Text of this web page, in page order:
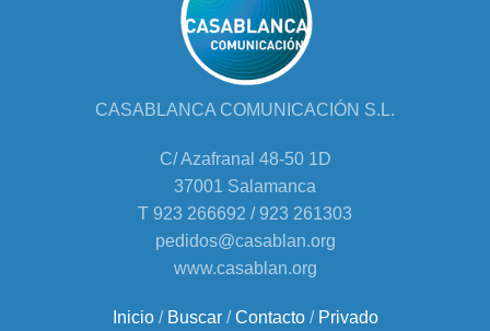
CASABLANCA COMUNICACIÓN S.L.
C/ Azafranal 48-50 1D
37001 Salamanca
T 923 266692 / 923 261303
pedidos@casablan.org
www.casablan.org
Inicio/ Buscar/Contacto/ Privado